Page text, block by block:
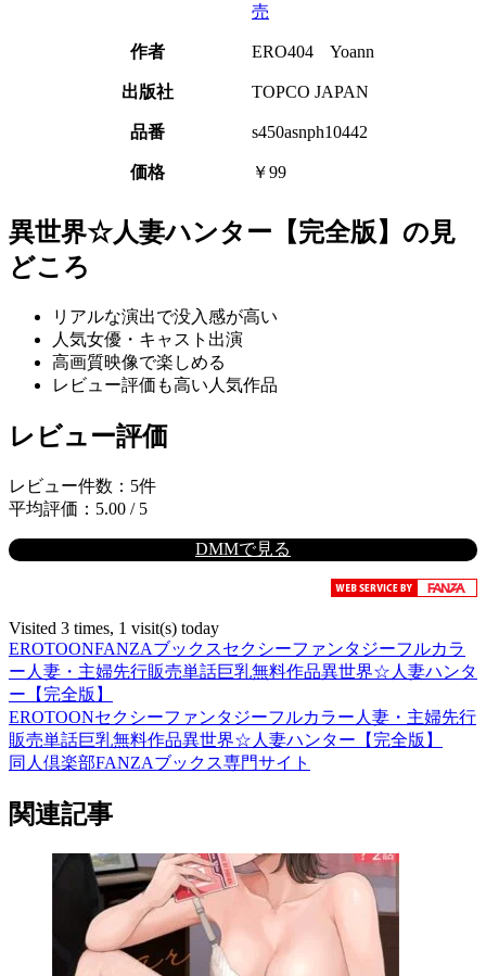
売
作者 ERO404 Yoann
出版社 TOPCO JAPAN
品番 s450asnph10442
価格 ￥99
異世界☆人妻ハンター【完全版】の見
どころ
リアルな演出で没入感が高い
人気女優・キャスト出演
高画質映像で楽しめる
レビュー評価も高い人気作品
レビュー評価
レビュー件数：5件
平均評価：5.00 / 5
DMMで見る
Visited 3 times, 1 visit(s) today
EROTOONFANZAブックスセクシーファンタジーフルカラ
ー 人妻・主婦先行販売単話巨乳無料作品異世界☆人妻ハンタ
ー【完全版】
EROTOONセクシーファンタジーフルカラー 人妻・主婦先行
販売単話巨乳無料作品異世界☆人妻ハンター【完全版】
同人倶楽部FANZAブックス専門サイト
関連記事